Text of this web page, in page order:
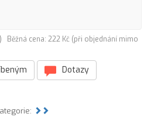
Běžná cena: 222 Kč (při objednání mimo
Dotazy